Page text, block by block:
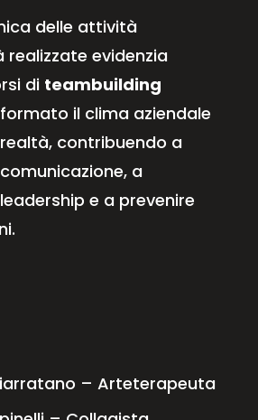
delle attività
evidenzia
di teambuilding
il clima aziendale
contribuendo a
a
e a prevenire
– Arteterapeuta